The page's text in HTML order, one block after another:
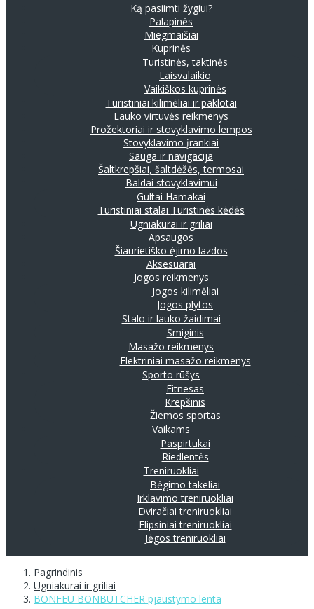
Ką pasiimti žygiui?
Palapinės
Miegmaišiai
Kuprinės
Turistinės, taktinės
Laisvalaikio
Vaikiškos kuprinės
Turistiniai kilimėliai ir paklotai
Lauko virtuvės reikmenys
Prožektoriai ir stovyklavimo lempos
Stovyklavimo įrankiai
Sauga ir navigacija
Šaltkrepšiai, šaltdėžės, termosai
Baldai stovyklavimui
Gultai Hamakai
Turistiniai stalai Turistinės kėdės
Ugniakurai ir griliai
Apsaugos
Šiaurietiško ėjimo lazdos
Aksesuarai
Jogos reikmenys
Jogos kilimėliai
Jogos plytos
Stalo ir lauko žaidimai
Smiginis
Masažo reikmenys
Elektriniai masažo reikmenys
Sporto rūšys
Fitnesas
Krepšinis
Žiemos sportas
Vaikams
Paspirtukai
Riedlentės
Treniruokliai
Bėgimo takeliai
Irklavimo treniruokliai
Dviračiai treniruokliai
Elipsiniai treniruokliai
Jėgos treniruokliai
Pagrindinis
Ugniakurai ir griliai
BONFEU BONBUTCHER pjaustymo lenta